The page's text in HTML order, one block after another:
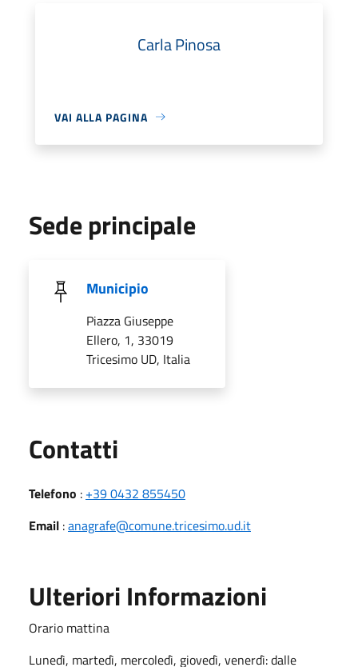
Carla Pinosa
VAI ALLA PAGINA
Sede principale
Municipio
Piazza Giuseppe
Ellero, 1, 33019
Tricesimo UD, Italia
Contatti
Telefono : +39 0432 855450
Email :anagrafe@comune.tricesimo.ud.it
Ulteriori Informazioni
Orario mattina
Lunedì, martedì, mercoledì, giovedì, venerdì: dalle